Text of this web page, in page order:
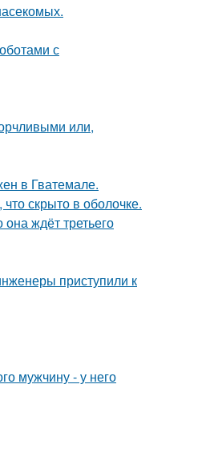
с
или,
в Гватемале.
скрыто в оболочке.
ждёт третьего
приступили к
мужчину - у него